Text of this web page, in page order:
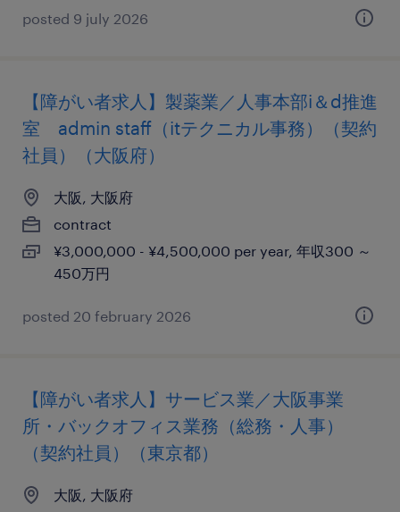
posted 9 july 2026
【障がい者求人】製薬業／人事本部i＆d推進
室 admin staff（itテクニカル事務）（契約
社員）（大阪府）
大阪, 大阪府
contract
¥3,000,000 - ¥4,500,000 per year, 年収300 ～
450万円
posted 20 february 2026
【障がい者求人】サービス業／大阪事業
所・バックオフィス業務（総務・人事）
（契約社員）（東京都）
大阪, 大阪府